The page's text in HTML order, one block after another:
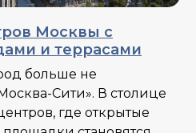
Москвы с
и террасами
больше не
Сити». В столице
где открытые